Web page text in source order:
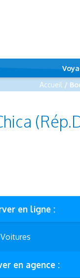
Accueil /
en ligne :
Voitures
en agence :